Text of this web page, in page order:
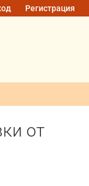
Регистрация
от